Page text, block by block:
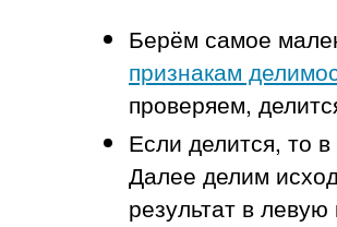
Берём самое
признакам
проверяем,
Если делится, то
Далее делим
результат в